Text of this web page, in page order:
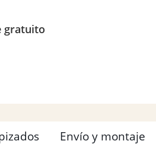
gratuito
Envío y montaje